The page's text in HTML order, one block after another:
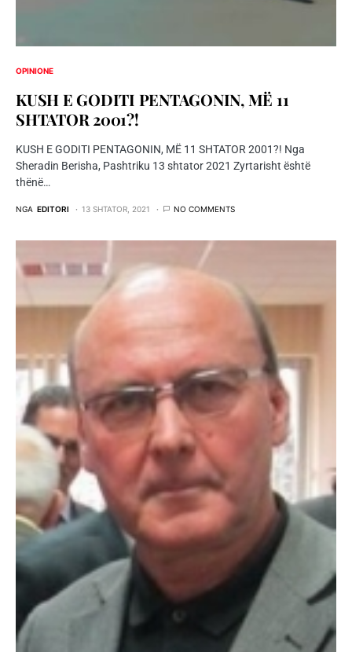
OPINIONE
KUSH E GODITI PENTAGONIN, MË 11
SHTATOR 2001?!
KUSH E GODITI PENTAGONIN, MË 11 SHTATOR 2001?! Nga
Sheradin Berisha, Pashtriku 13 shtator 2021 Zyrtarisht është
thënë…
NGA EDITORI 13 SHTATOR, 2021 NO COMMENTS